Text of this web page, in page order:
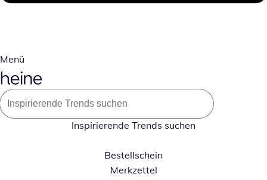
Menü
Inspirierende Trends suchen
Bestellschein
Merkzettel